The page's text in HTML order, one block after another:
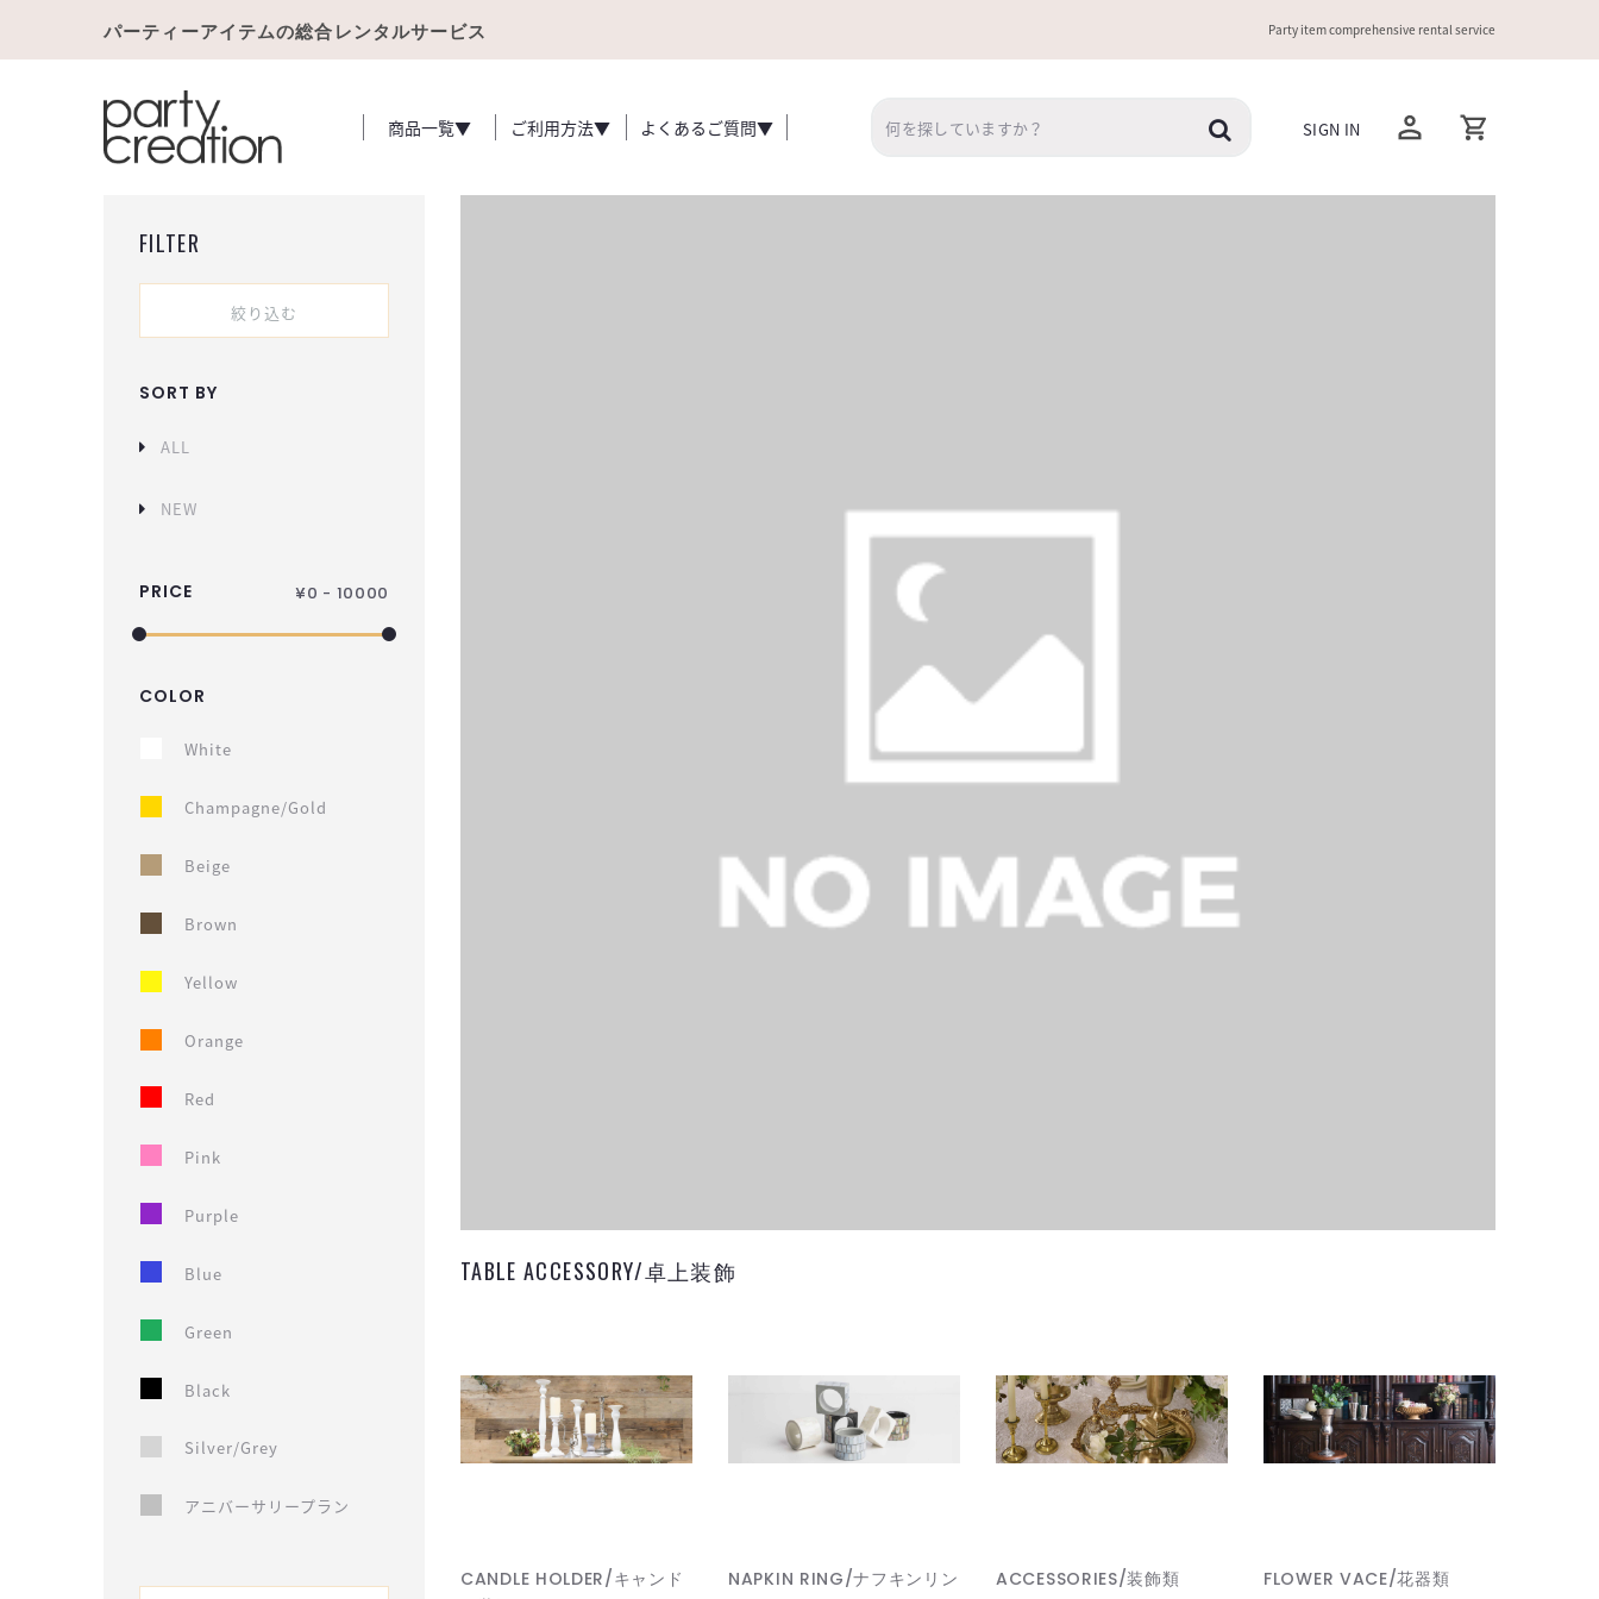
パーティーアイテムの総合レンタルサービス Party item comprehensive rental service
商品一覧▼ ご利用方法▼ よくあるご質問▼ SIGN IN
FILTER
絞り込む
SORT BY
ALL
NEW
PRICE ¥0 - 10000
COLOR
White
Champagne/Gold
Beige
Brown
Yellow
Orange
Red
Pink
Purple
Blue
Green
Black
Silver/Grey
アニバーサリープラン
TABLE ACCESSORY/卓上装飾
CANDLE HOLDER/キャンド
NAPKIN RING/ナフキンリン
ACCESSORIES/装飾類 FLOWER VACE/花器類